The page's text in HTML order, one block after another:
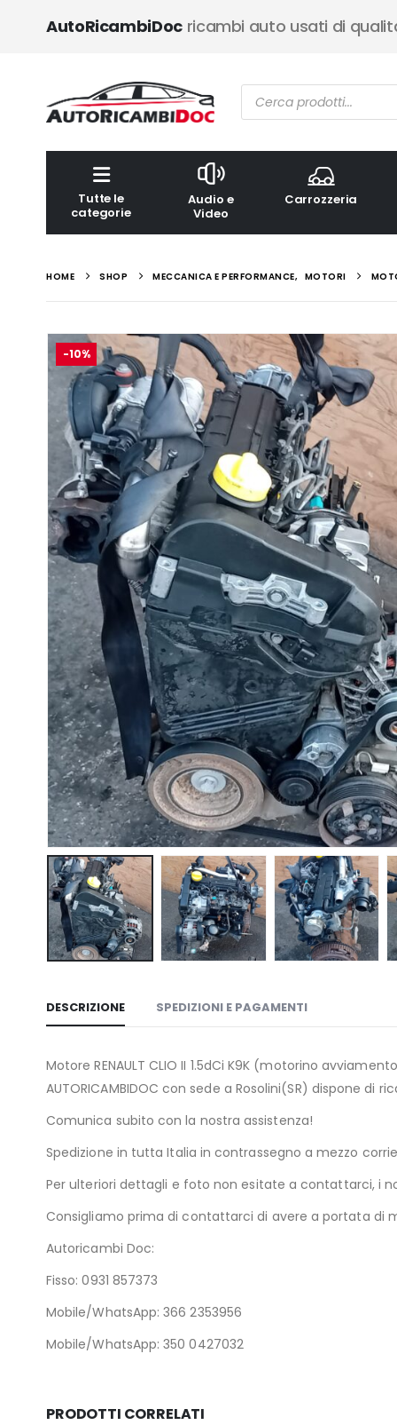
AutoRicambiDocricambi auto usati di
Ricerca
prodotti
Tutte le
categorie
Audio e
Video
Carrozzeria
HOME SHOP MECCANICA E PERFORMANCE, MOTORI
-10%
DESCRIZIONE SPEDIZIONI E PAGAMENTI
Motore RENAULT CLIO II 1.5dCi K9K (motorino
AUTORICAMBIDOC con sede a Rosolini(SR) dispone
Comunica subito con la nostra assistenza!
Spedizione in tutta Italia in contrassegno a mezzo
Per ulteriori dettagli e foto non esitate a contattarci, i
Consigliamo prima di contattarci di avere a portata di
Autoricambi Doc:
Fisso: 0931 857373
Mobile/WhatsApp: 366 2353956
Mobile/WhatsApp: 350 0427032
PRODOTTI CORRELATI